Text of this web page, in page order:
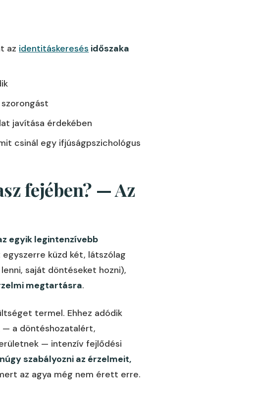
az identitáskeresés időszaka
javítása érdekében
csinál egy ifjúságpszichológus
fejében? — Az
egyik legintenzívebb
egyszerre küzd két, látszólag
saját döntéseket hozni),
megtartásra.
termel. Ehhez adódik
— a döntéshozatalért,
— intenzív fejlődési
szabályozni az érzelmeit,
az agya még nem érett erre.